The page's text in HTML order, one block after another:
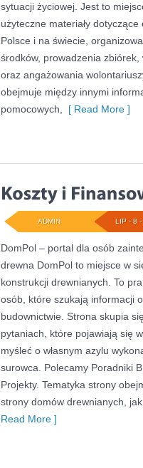
sytuacji życiowej. Jest to
użyteczne materiały dotyczące
Polsce i na świecie,
środków, prowadzenia zbiórek,
oraz angażowania
obejmuje między innymi
pomocowych,
[ Read More ]
LIP - 8
ADMIN
DomPol – portal dla osób
drewna DomPol to miejsce w
konstrukcji drewnianych. To
osób, które szukają informacji
budownictwie. Strona skupia
pytaniach, które pojawiają się
myśleć o własnym azylu
surowca. Polecamy Poradniki
Projekty. Tematyka strony
strony domów drewnianych,
Read More ]